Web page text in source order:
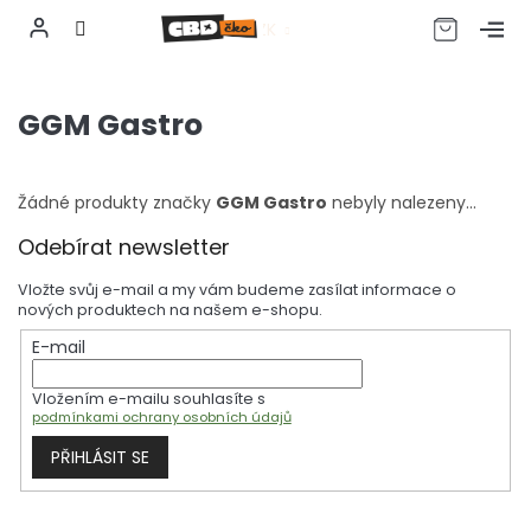
obsah
CZK
GGM Gastro
Žádné produkty značky GGM Gastro nebyly nalezeny...
Odebírat newsletter
Vložte svůj e-mail a my vám budeme zasílat informace o
nových produktech na našem e-shopu.
E-mail
Vložením e-mailu souhlasíte s
podmínkami ochrany osobních údajů
PŘIHLÁSIT SE